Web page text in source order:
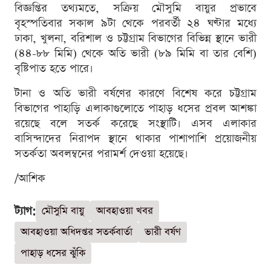
বিজ্ঞপ্তির তথ্যমতে, সক্রিয় মৌসুমি বায়ুর প্রভাবে
বৃহস্পতিবার সকাল ৯টা থেকে পরবর্তী ২৪ ঘণ্টার মধ্যে
ঢাকা, খুলনা, বরিশাল ও চট্টগ্রাম বিভাগের বিভিন্ন স্থানে ভারী
(৪৪-৮৮ মিমি) থেকে অতি ভারী (৮৯ মিমি বা তার বেশি)
বৃষ্টিপাত হতে পারে।
টানা ও অতি ভারী বর্ষণের কারণে বিশেষ করে চট্টগ্রাম
বিভাগের পাহাড়ি এলাকাগুলোতে পাহাড় ধসের প্রবল আশঙ্কা
রয়েছে বলে সতর্ক করেছে সংস্থাটি। এসব এলাকার
বাসিন্দাদের নিরাপদ স্থানে থাকার পাশাপাশি প্রয়োজনীয়
সতর্কতা অবলম্বনের পরামর্শ দেওয়া হয়েছে।
/আশিক
ট্যাগ: মৌসুমি বায়ু
আবহাওয়া খবর
আবহাওয়া অধিদপ্তর সতর্কবার্তা
ভারী বর্ষণ
পাহাড় ধসের ঝুঁকি